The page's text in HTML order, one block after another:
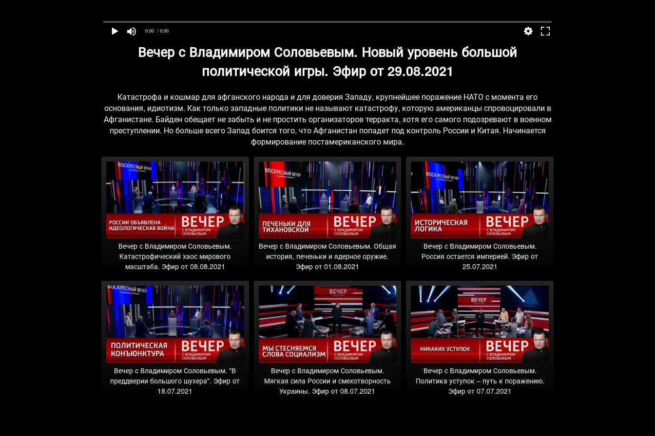
0:00 / 0:00
Вечер с Владимиром Соловьевым. Новый уровень большой
политической игры. Эфир от 29.08.2021
Катастрофа и кошмар для афганского народа и для доверия Западу, крупнейшее поражение НАТО с момента его
основания, идиотизм. Как только западные политики не называют катастрофу, которую американцы спровоцировали в
Афганистане. Байден обещает не забыть и не простить организаторов терракта, хотя его самого подозревают в военном
преступлении. Но больше всего Запад боится того, что Афганистан попадет под контроль России и Китая. Начинается
формирование постамериканского мира.
Вечер с Владимиром Соловьевым.
Катастрофический хаос мирового
масштаба. Эфир от 08.08.2021
Вечер с Владимиром Соловьевым. Общая
история, печеньки и ядерное оружие.
Эфир от 01.08.2021
Вечер с Владимиром Соловьевым.
Россия остается империей. Эфир от
25.07.2021
Вечер с Владимиром Соловьевым. "В
преддверии большого шухера". Эфир от
18.07.2021
Вечер с Владимиром Соловьевым.
Мягкая сила России и смехотворность
Украины. Эфир от 08.07.2021
Вечер с Владимиром Соловьевым.
Политика уступок – путь к поражению.
Эфир от 07.07.2021